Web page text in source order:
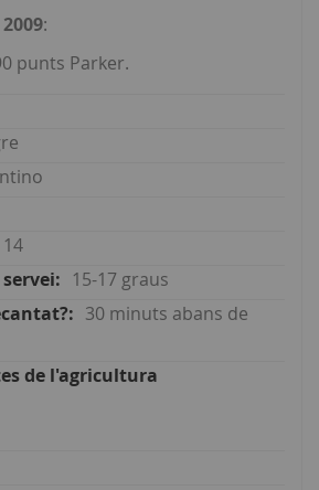
:
punts Parker.
14
15-17 graus
30 minuts abans de